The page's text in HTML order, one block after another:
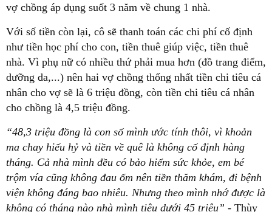
vợ chồng áp dụng suốt 3 năm về chung 1 nhà.
Với số tiền còn lại, cô sẽ thanh toán các chi phí cố định
như tiền học phí cho con, tiền thuê giúp việc, tiền thuê
nhà. Vì phụ nữ có nhiều thứ phải mua hơn (đồ trang điểm,
dưỡng da,...) nên hai vợ chồng thống nhất tiền chi tiêu cá
nhân cho vợ sẽ là 6 triệu đồng, còn tiền chi tiêu cá nhân
cho chồng là 4,5 triệu đồng.
“48,3 triệu đồng là con số mình ước tính thôi, vì khoản
ma chay hiếu hỷ và tiền về quê là không cố định hàng
tháng. Cả nhà mình đều có bảo hiểm sức khỏe, em bé
trộm vía cũng không đau ốm nên tiền thăm khám, đi bệnh
viện không đáng bao nhiêu. Nhưng theo mình nhớ được là
không có tháng nào nhà mình tiêu dưới 45 triệu” - Thùy